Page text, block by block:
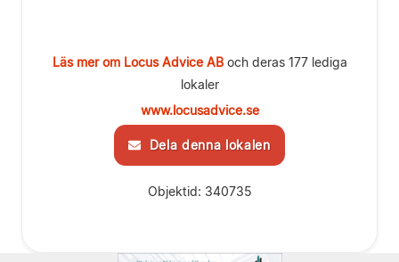
Läs mer om Locus Advice ABoch deras 177 lediga
lokaler
www.locusadvice.se
Dela denna lokalen
Objektid: 340735